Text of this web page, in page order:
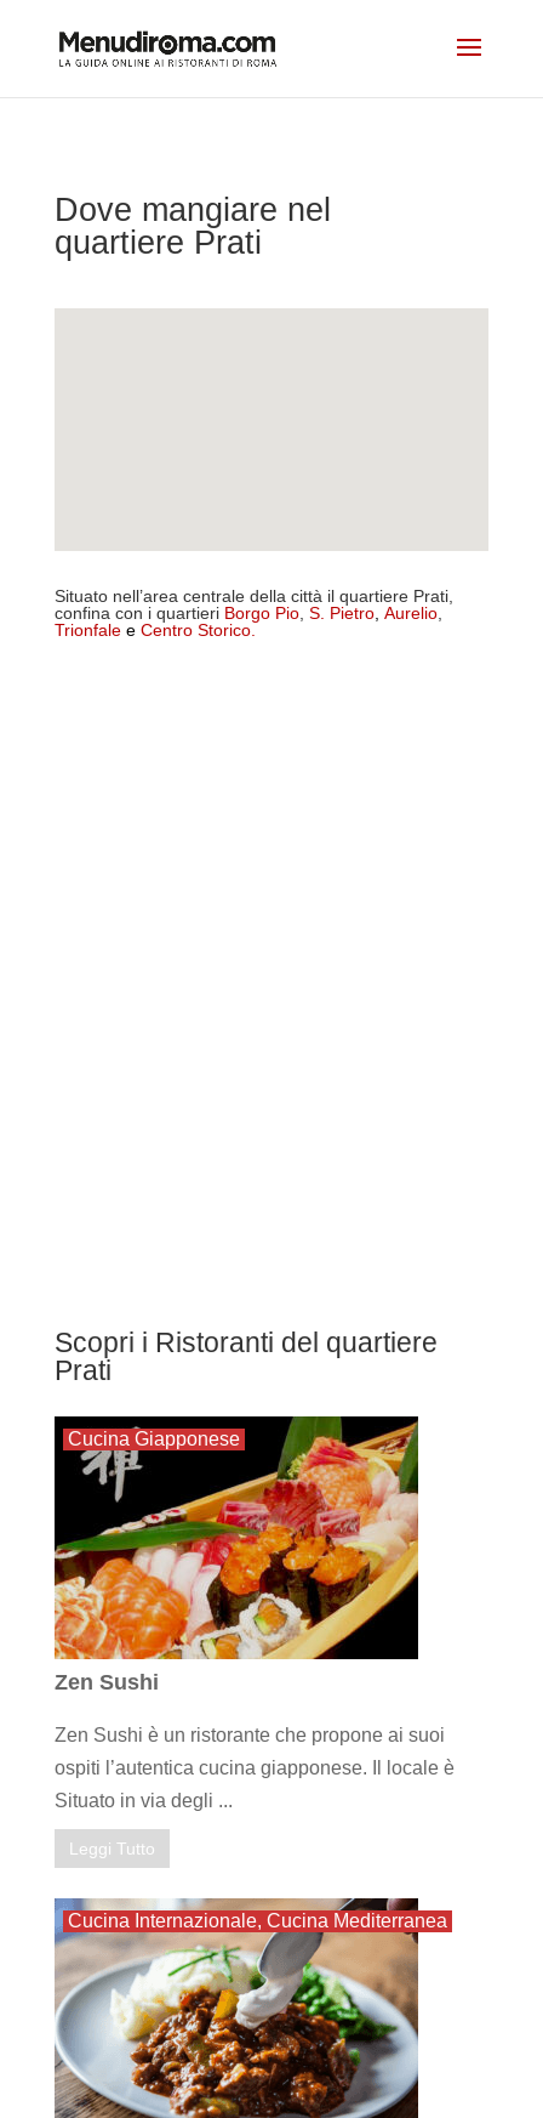
Dove mangiare nel
quartiere Prati
Situato nell’area centrale della città il quartiere Prati,
confina con i quartieri Borgo Pio, S. Pietro, Aurelio,
Trionfale e Centro Storico.
Scopri i Ristoranti del quartiere
Prati
Cucina Giapponese
Zen Sushi
Zen Sushi è un ristorante che propone ai suoi
ospiti l’autentica cucina giapponese. Il locale è
Situato in via degli ...
Leggi Tutto
Cucina Internazionale, Cucina Mediterranea